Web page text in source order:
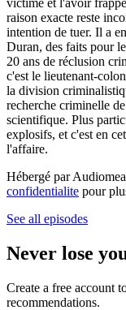
victime et l'avoir
raison exacte reste
intention de tuer. Il a
Duran, des faits pour
20 ans de réclusion
c'est le lieutenant-
la division
recherche criminelle
scientifique. Plus
explosifs, et c'est en
l'affaire.
Hébergé par
confidentialite pour
See all episodes
Never lose
Create a free account
recommendations.